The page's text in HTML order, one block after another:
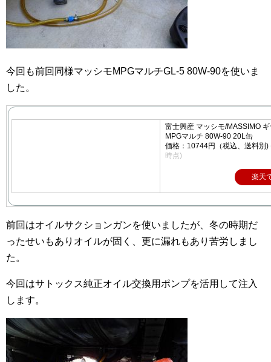
今回も前回同様マッシモMPGマルチGL-5 80W-90を使いま
した。
富士興産 マッシモ/MASSIMO
MPGマルチ 80W-90 20L缶
価格：10744円（税込、送料別)
時点)
楽天
前回はオイルサクションガンを使いましたが、冬の時期だ
ったせいもありオイルが固く、更に漏れもあり苦労しまし
た。
今回はサトックス純正オイル交換用ポンプを活用して注入
します。